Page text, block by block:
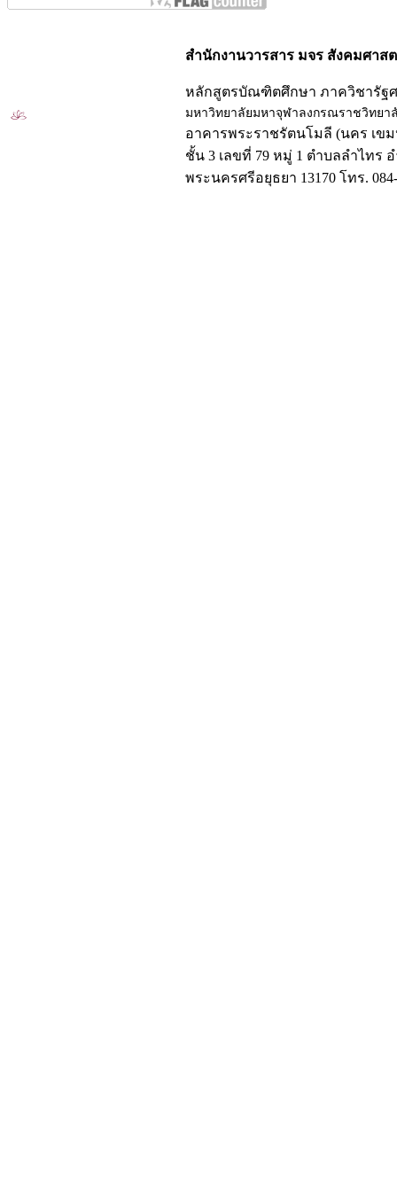
สำนักงานวารสาร มจร สังคมศาส
หลักสูตรบัณฑิตศึกษา ภาควิชารัฐ
มหาวิทยาลัยมหาจุฬาลงกรณราชวิทยา
อาคารพระราชรัตนโมลี (นคร เข
ชั้น 3 เลขที่ 79 หมู่ 1 ตำบลลำไทร
พระนครศรีอยุธยา 13170 โทร. 084-